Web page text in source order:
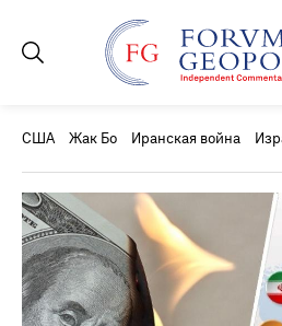
США Жак Бо Иранская война